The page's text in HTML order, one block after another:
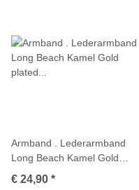
Armband . Lederarmband
Long Beach Kamel Gold
plated poliert . M01705
€ 24,90 *